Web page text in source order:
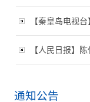
【秦皇岛电视
【人民日报】
通知公告